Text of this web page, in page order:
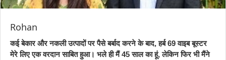
Rohan
कई बेकार और नकली उत्पादों पर पैसे बर्बाद करने के बाद, हर्ब 69 वाइब बूस्टर
मेरे लिए एक वरदान साबित हुआ। भले ही मैं 45 साल का हूं, लेकिन फिर भी मैंने